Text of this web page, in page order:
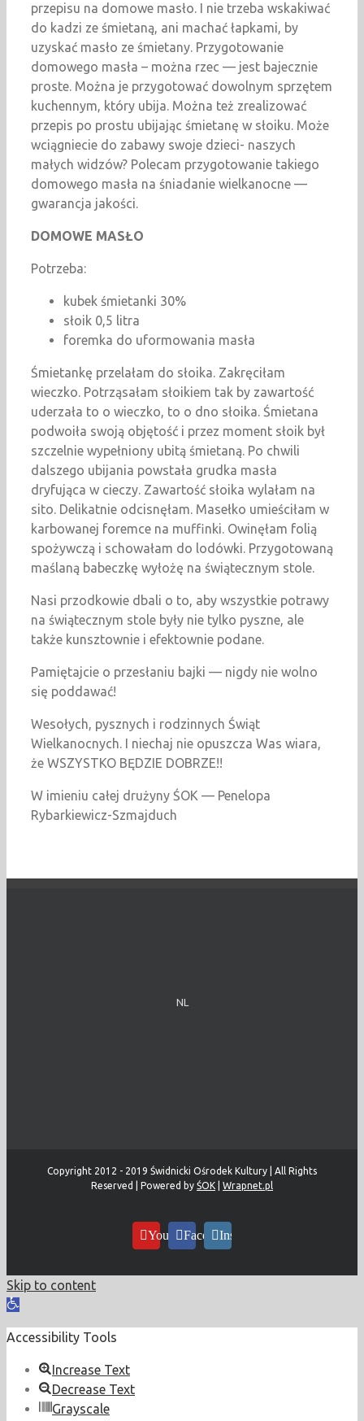
przepisu na domowe masło. I nie trzeba wskakiwać
do kadzi ze śmietaną, ani machać łapkami, by
uzyskać masło ze śmietany. Przygotowanie
domowego masła – można rzec — jest bajecznie
proste. Można je przygotować dowolnym sprzętem
kuchennym, który ubija. Można też zrealizować
przepis po prostu ubijając śmietanę w słoiku. Może
wciągniecie do zabawy swoje dzieci- naszych
małych widzów? Polecam przygotowanie takiego
domowego masła na śniadanie wielkanocne —
gwarancja jakości.
DOMOWE MASŁO
Potrzeba:
kubek śmietanki 30%
słoik 0,5 litra
foremka do uformowania masła
Śmietankę przelałam do słoika. Zakręciłam
wieczko. Potrząsałam słoikiem tak by zawartość
uderzała to o wieczko, to o dno słoika. Śmietana
podwoiła swoją objętość i przez moment słoik był
szczelnie wypełniony ubitą śmietaną. Po chwili
dalszego ubijania powstała grudka masła
dryfująca w cieczy. Zawartość słoika wylałam na
sito. Delikatnie odcisnęłam. Masełko umieściłam w
karbowanej foremce na muffinki. Owinęłam folią
spożywczą i schowałam do lodówki. Przygotowaną
maślaną babeczkę wyłożę na świątecznym stole.
Nasi przodkowie dbali o to, aby wszystkie potrawy
na świątecznym stole były nie tylko pyszne, ale
także kunsztownie i efektownie podane.
Pamiętajcie o przesłaniu bajki — nigdy nie wolno
się poddawać!
Wesołych, pysznych i rodzinnych Świąt
Wielkanocnych. I niechaj nie opuszcza Was wiara,
że WSZYSTKO BĘDZIE DOBRZE!!
W imieniu całej drużyny ŚOK — Penelopa
Rybarkiewicz-Szmajduch
NL
Copyright 2012 - 2019 Świdnicki Ośrodek Kultury | All Rights
Reserved | Powered by ŚOK Wrapnet.pl
YouTubeFacebookInstagram
Skip to content
Open
Accessibility Tools
Increase Text
Decrease Text
Grayscale